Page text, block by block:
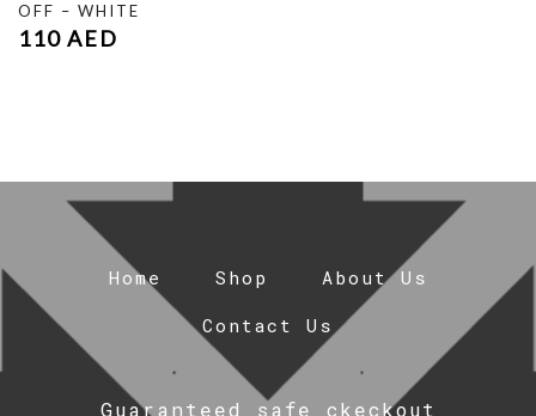
OFF – WHITE
110 AED
Home Shop
About Us
Contact Us
Guaranteed safe ckeckout